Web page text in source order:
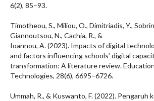
6(2), 85–93.
Timotheou, S., Miliou, O., Dimitriadis, Y.,
Giannoutsou, N., Cachia, R., &
Ioannou, A. (2023). Impacts of digital
and factors influencing schools’ digital
transformation: A literature review.
Technologies, 28(6), 6695–6726.
Ummah, R., & Kuswanto, F. (2022). Pengaruh